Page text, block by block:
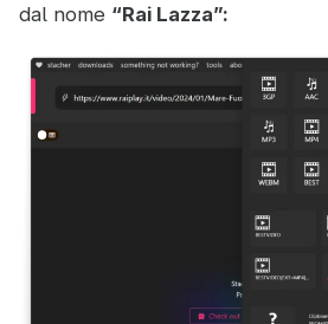
dal nome “Rai Lazza”: